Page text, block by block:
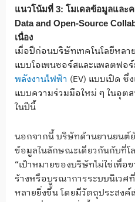
แนวโน้มที่ 3: โมเดลข้อมูลและ
Data and Open-Source
เนื่อง
เมื่อปีก่อนบริษัทเทคโนโลยีหล
แบบโอเพนซอร์สและแพลตฟอ
พลังงานไฟฟ้า (EV) แบบเปิด ซึ่
แบบความร่วมมือใหม่ ๆ ในอุต
ในปีนี้
นอกจากนี้ บริษัทด้านยานยนต์
ข้อมูลในลักษณะเดียวกันกับที่โ
“เป้าหมายของบริษัทไม่ใช่เพื่
ร้างหรือบูรณาการระบบนิเวศ
หลายยิ่งขึ้น โดยมีวัตถุประสง